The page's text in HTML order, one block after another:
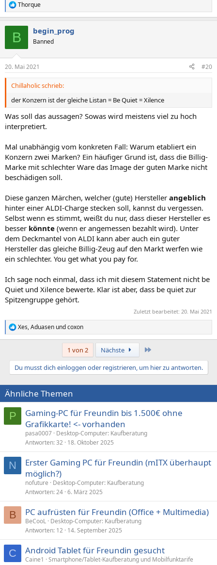
R
e
e
n
Thorque
B begin_prog
Banned
20. Mai 2021 #20
Chillaholic schrieb:
der Konzern ist der gleiche Listan = Be Quiet = Xilence
Was soll das aussagen? Sowas wird meistens viel zu hoch
interpretiert.
Mal unabhängig vom konkreten Fall: Warum etabliert ein
Konzern zwei Marken? Ein häufiger Grund ist, dass die Billig-
Marke mit schlechter Ware das Image der guten Marke nicht
beschädigen soll.
Diese ganzen Märchen, welcher (gute) Hersteller angeblich
hinter einer ALDI-Charge stecken soll, kannst du vergessen.
Selbst wenn es stimmt, weißt du nur, dass dieser Hersteller es
besser könnte (wenn er angemessen bezahlt wird). Unter
dem Deckmantel von ALDI kann aber auch ein guter
Hersteller das gleiche Billig-Zeug auf den Markt werfen wie
ein schlechter. You get what you pay for.
Ich sage noch einmal, dass ich mit diesem Statement nicht be
Quiet und Xilence bewerte. Klar ist aber, dass be quiet zur
Spitzengruppe gehört.
Zuletzt bearbeitet: 20. Mai 2021
R
e
t
o
n
e
:
Xes,Aduasen undcoxon
1 von 2 Nächste
Du musst dich einloggen oder registrieren, um hier zu antworten.
Ähnliche Themen
P
Gaming-PC für Freundin bis 1.500€ ohne
Grafikkarte! <- vorhanden
pasa0007 Desktop-Computer: Kaufberatung
Antworten 32 18. Oktober 2025
N
Erster Gaming PC für Freundin (mITX überhaupt
möglich?)
nofuture
Desktop-Computer: Kaufberatung
Antworten 24 6. März 2025
B PC aufrüsten für Freundin (Office + Multimedia)
BeCooL Desktop-Computer: Kaufberatung
Antworten 12 14. September 2025
C Android Tablet für Freundin gesucht
Caine1
Smartphone/Tablet-Kaufberatung und Mobilfunktarife